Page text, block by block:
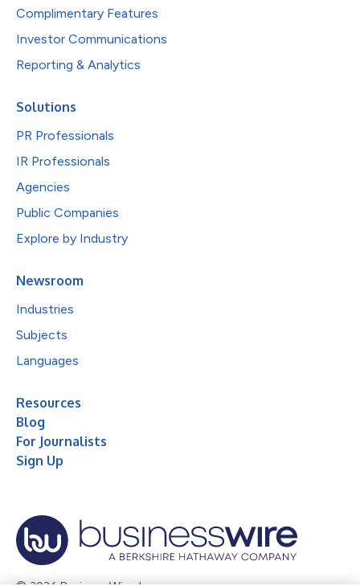
Complimentary Features
Investor Communications
Reporting & Analytics
Solutions
PR Professionals
IR Professionals
Agencies
Public Companies
Explore by Industry
Newsroom
Industries
Subjects
Languages
Resources
Blog
For Journalists
Sign Up